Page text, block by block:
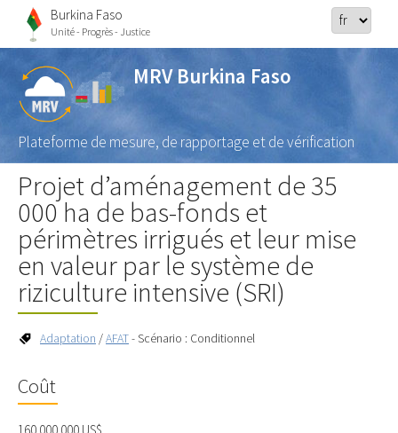
Burkina Faso
Unité - Progrès - Justice
MRV Burkina Faso
Plateforme de mesure, de rapportage et de vérification
Projet d’aménagement de 35
000 ha de bas-fonds et
périmètres irrigués et leur mise
en valeur par le système de
riziculture intensive (SRI)
Adaptation /AFAT- Scénario : Conditionnel
Coût